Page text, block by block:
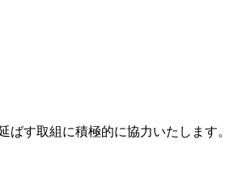
す取組に積極的に協力いたします。